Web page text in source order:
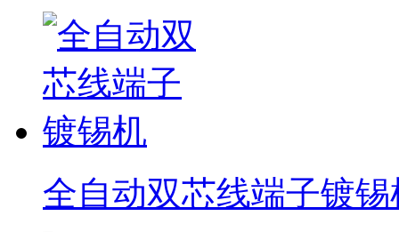
全自动双芯线端子镀锡